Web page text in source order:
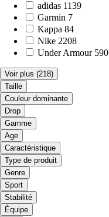
adidas 1139
Garmin 7
Kappa 84
Nike 2208
Under Armour 590
Voir plus (218)
Taille
Couleur dominante
Drop
Gamme
Age
Caractéristique
Type de produit
Genre
Sport
Stabilité
Équipe